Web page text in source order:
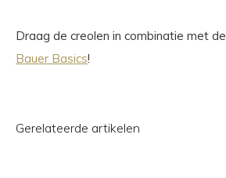
Draag de creolen in combinatie met de
Bauer Basics!
Gerelateerde artikelen